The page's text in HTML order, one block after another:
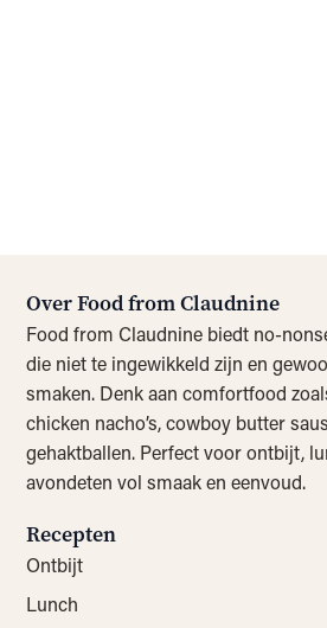
Over Food from Claudnine
Food from Claudnine biedt no-
die niet te ingewikkeld zijn en
smaken. Denk aan comfortfood
chicken nacho’s, cowboy butter
gehaktballen. Perfect voor ontbijt,
avondeten vol smaak en eenvoud.
Recepten
Ontbijt
Lunch